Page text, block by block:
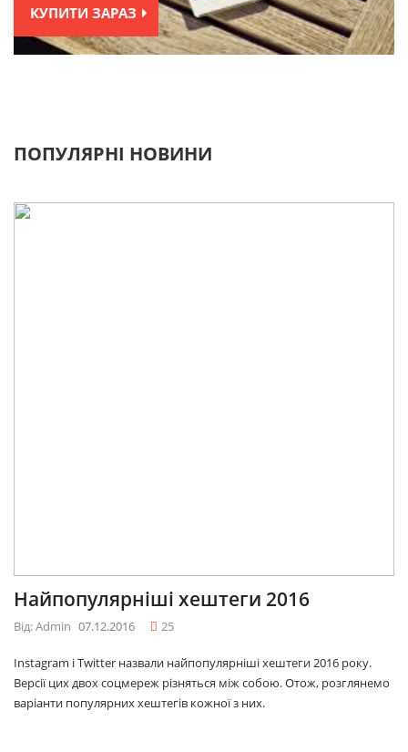
КУПИТИ ЗАРАЗ
ПОПУЛЯРНІ НОВИНИ
Найпопулярніші хештеги 2016
Від: Admin 07.12.2016 25
Instagram і Twitter назвали найпопулярніші хештеги 2016 року.
Версії цих двох соцмереж різняться між собою. Отож, розглянемо
варіанти популярних хештегів кожної з них.